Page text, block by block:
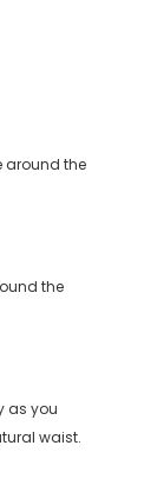
around the
the
as you
waist.